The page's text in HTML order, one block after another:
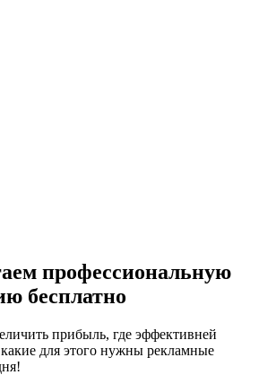
профессиональную
бесплатно
прибыль, где эффективней
для этого нужны рекламные